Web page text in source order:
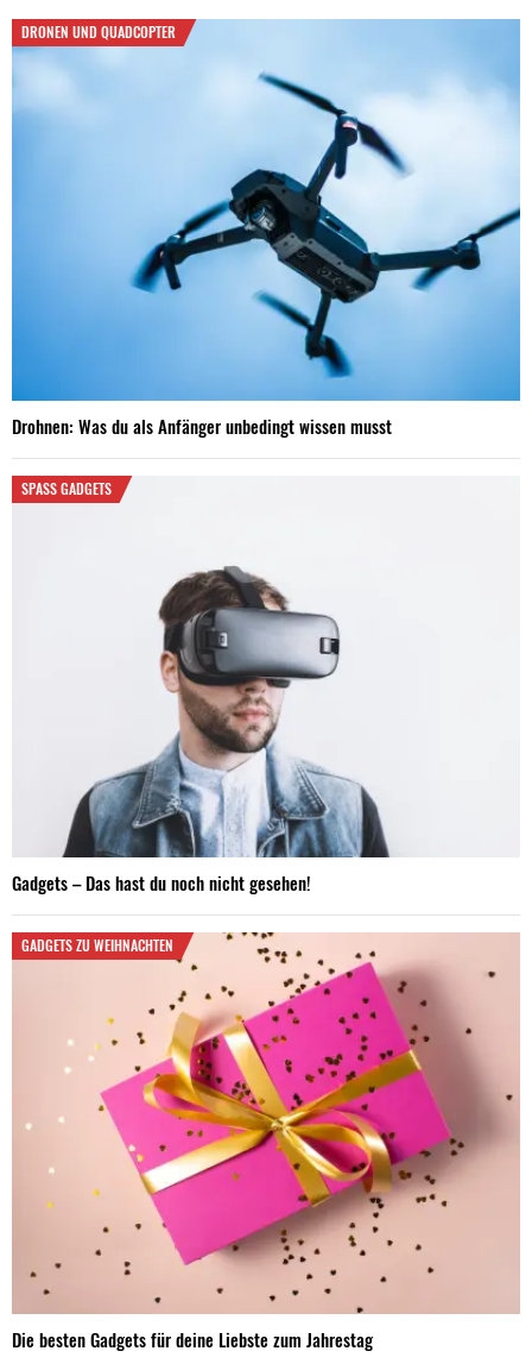
DRONEN UND QUADCOPTER
Drohnen: Was du als Anfänger unbedingt wissen musst
SPASS GADGETS
Gadgets – Das hast du noch nicht gesehen!
GADGETS ZU WEIHNACHTEN
Die besten Gadgets für deine Liebste zum Jahrestag